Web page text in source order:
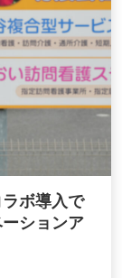
ボ導入で
ションア